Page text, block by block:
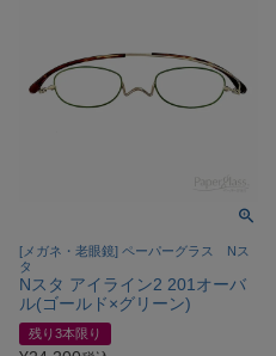
[メガネ・老眼鏡] ペーパーグラス Nス
タ
Nスタ アイライン2 201オーバ
ル(ゴールド×グリーン)
残り3本限り